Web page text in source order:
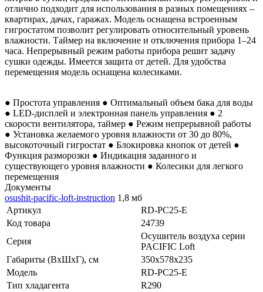
отлично подходит для использования в разных помещениях –
квартирах, дачах, гаражах. Модель оснащена встроенным
гигростатом позволит регулировать относительный уровень
влажности. Таймер на включение и отключения прибора 1–24
часа. Непрерывный режим работы прибора решит задачу
сушки одежды. Имеется защита от детей. Для удобства
перемещения модель оснащена колесиками.
● Простота управления ● Оптимальный объем бака для воды
● LED-дисплей и электронная панель управления ● 2
скорости вентилятора, таймер ● Режим непрерывной работы
● Установка желаемого уровня влажности от 30 до 80%,
высокоточный гигростат ● Блокировка кнопок от детей ●
Функция разморозки ● Индикация заданного и
существующего уровня влажности ● Колесики для легкого
перемещения
Документы
osushit-pacific-loft-instruction 1,8 мб
Артикул
RD-PC25-E
Код товара
24739
Серия
Осушитель воздуха серии
PACIFIC Loft
Габариты (ВхШхГ), см
350x578x235
Модель
RD-PC25-E
Тип хладагента
R290